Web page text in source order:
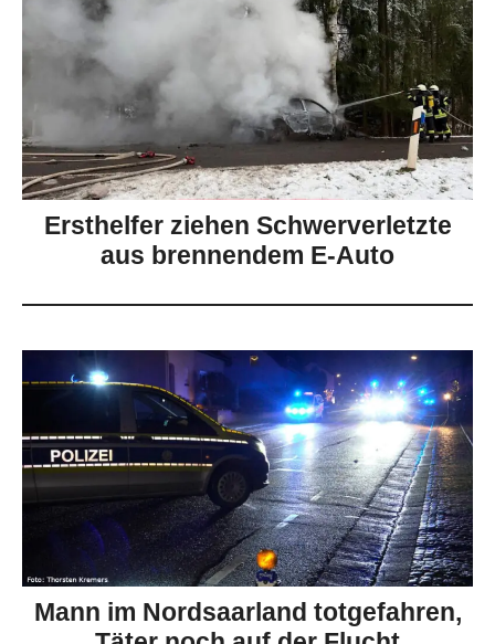
Ersthelfer ziehen Schwerverletzte
aus brennendem E-Auto
Mann im Nordsaarland totgefahren,